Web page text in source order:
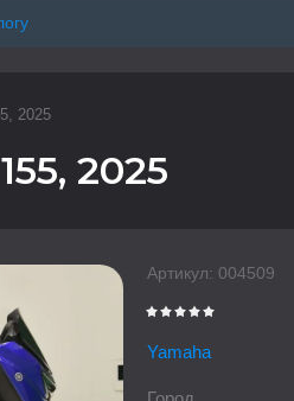
2025
2025
Артикул: 004509
Yamaha